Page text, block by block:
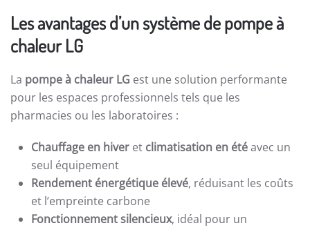
Les avantages d’un système de pompe à
chaleur LG
La pompe à chaleur LG est une solution performante
pour les espaces professionnels tels que les
pharmacies ou les laboratoires :
Chauffage en hiver et climatisation en étéavec un
seul équipement
Rendement énergétique élevé, réduisant les coûts
et l’empreinte carbone
Fonctionnement silencieux, idéal pour un